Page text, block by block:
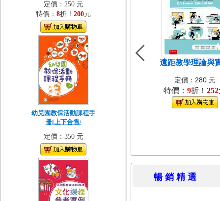
定價：250 元
特價： 8折！ 200元
幼兒園教保活動課程手
冊[上下合售/
定價：350 元
遠距教學理論與
定價：280 元
特價： 9折！ 252
暢 銷 精